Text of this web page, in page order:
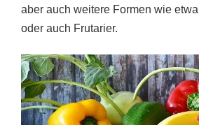
aber auch weitere Formen wie
oder auch Frutarier.